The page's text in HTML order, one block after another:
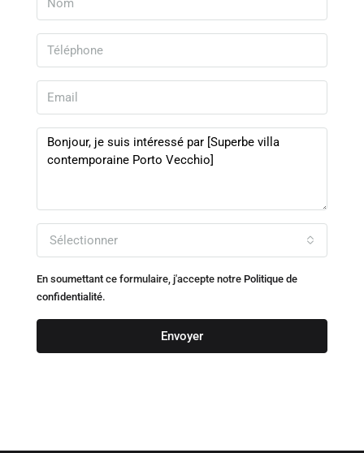
Sélectionner
En soumettant ce formulaire, j'accepte notre Politique de
confidentialité.
Envoyer